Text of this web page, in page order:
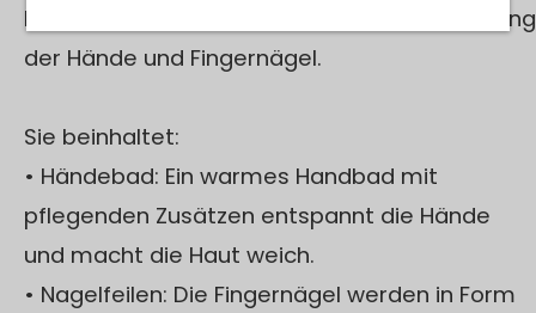
Eine Maniküre ist eine kosmetische Behandlung
der Hände und Fingernägel.
Sie beinhaltet:
• Händebad: Ein warmes Handbad mit
pflegenden Zusätzen entspannt die Hände
und macht die Haut weich.
• Nagelfeilen: Die Fingernägel werden in Form